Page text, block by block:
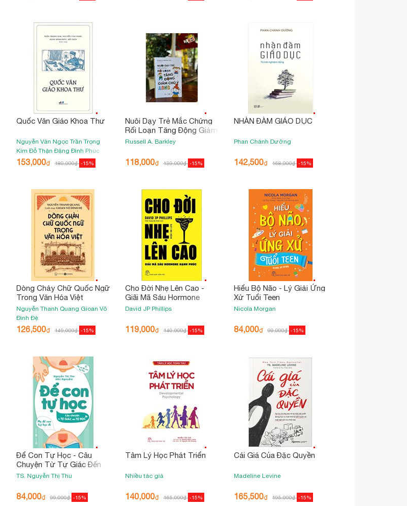
Quốc Văn Giáo Khoa Thư
Nguyễn Văn Ngọc Trần Trọng
Kim Đỗ Thận Đặng Đình Phúc
153,000₫ 180,000₫ -15%
Nuôi Dạy Trẻ Mắc Chứng
Rối Loạn Tăng Động Giảm
Chú Ý (ADHD)
Russell A. Barkley
118,000₫ 139,000₫ -15%
NHÀN ĐÀM GIÁO DỤC
Phan Chánh Dưỡng
142,500₫ 168,000₫ -15%
Dòng Chảy Chữ Quốc Ngữ
Trong Văn Hóa Việt
Nguyễn Thanh Quang Gioan Võ
Đình Đệ
126,500₫ 149,000₫ -15%
Cho Đời Nhẹ Lên Cao -
Giãi Mã Sáu Hormone
Hạnh Phúc
David JP Phillips
119,000₫ 140,000₫ -15%
Hiểu Bộ Não - Lý Giải Ứng
Xử Tuổi Teen
Nicola Morgan
84,000₫ 99,000₫ -15%
Để Con Tự Học - Câu
Chuyện Từ Tự Giác Đến
Tự Học
TS. Nguyễn Thị Thu
84,000₫ 99,000₫ -15%
Tâm Lý Học Phát Triển
Nhiều tác giả
140,000₫ 165,000₫ -15%
Cái Giá Của Đặc Quyền
Madeline Levine
165,500₫ 195,000₫ -15%